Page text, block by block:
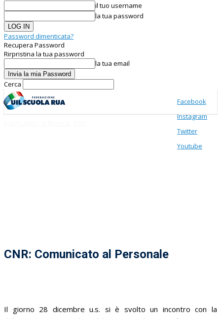
il tuo username
la tua password
Password dimenticata?
Recupera Password
Rirpristina la tua password
la tua email
Cerca
Facebook
Instagram
Twitter
Youtube
CNR: Comunicato al Personale
Il giorno 28 dicembre u.s. si è svolto un incontro con la